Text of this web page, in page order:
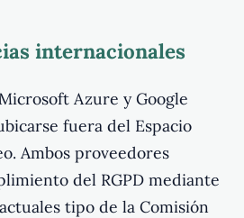
internacionales
Azure y Google
fuera del Espacio
Ambos proveedores
del RGPD mediante
tipo de la Comisión